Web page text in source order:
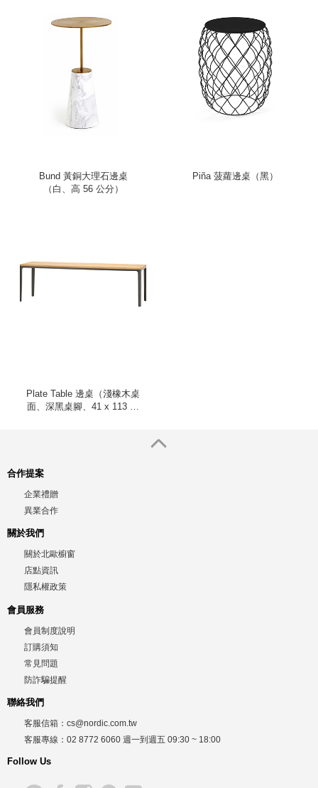
Bund 黃銅大理石邊桌
（白、高 56 公分）
Piña 菠蘿邊桌（黑）
Plate Table 邊桌（淺橡木桌
面、深黑桌腳、41 x 113 公
合作提案
企業禮贈
異業合作
關於我們
關於北歐櫥窗
店點資訊
隱私權政策
會員服務
會員制度說明
訂購須知
常見問題
防詐騙提醒
聯絡我們
客服信箱： cs@nordic.com.tw
客服專線： 02 8772 6060 週一到週五 09:30 ~ 18:00
Follow Us